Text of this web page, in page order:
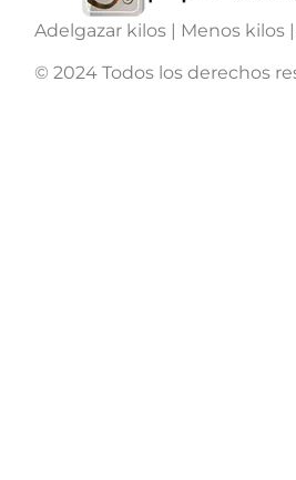
Adelgazar kilos | Menos kilos
© 2024 Todos los derechos